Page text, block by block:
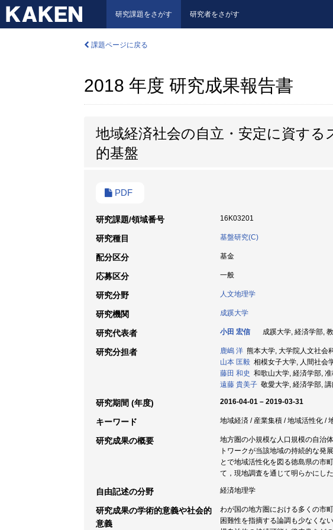
研究課題をさがす 研究者をさがす
課題ページに戻る
2018 年度 研究成果報告書
地域経済社会の自立・安定に資す
的基盤
PDF
研究課題/領域番号 16K03201
研究種目 基盤研究(C)
配分区分 基金
応募区分 一般
研究分野 人文地理学
研究機関 成蹊大学
研究代表者 小田 宏信 成蹊大学, 経済学部,
研究分担者 鹿嶋 洋 熊本大学, 大学院人文社会
山本 匡毅 相模女子大学, 人間社会
藤田 和史 和歌山大学, 経済学部,
遠藤 貴美子 敬愛大学, 経済学部,
研究期間 (年度) 2016-04-01 – 2019-03-31
キーワード 地域経済 / 産業集積 / 地域活性化 /
研究成果の概要
地方圏の小規模な人口規模の自治
トワークが当該地域の持続的な発
とで地域活性化を図る徳島県の市
て，現地調査を通じて明らかにした
自由記述の分野 経済地理学
研究成果の学術的意義や社会的
意義
わが国の地方圏における多くの市
困難性を指摘する論調も少なくな